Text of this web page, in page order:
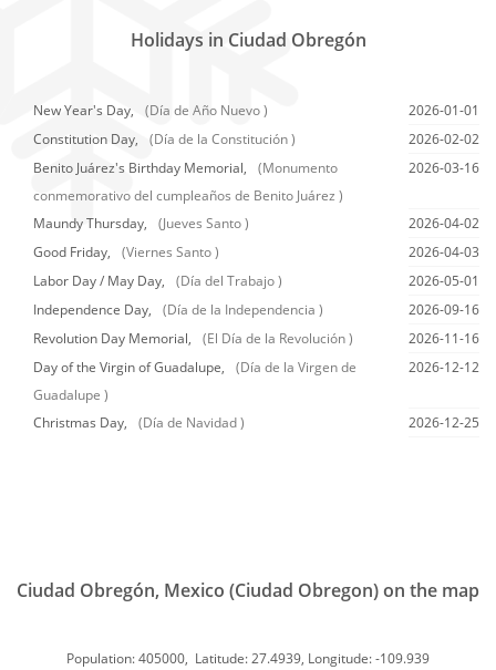
Holidays in Ciudad Obregón
New Year's Day, (Día de Año Nuevo )
2026-01-01
Constitution Day,
(Día de la Constitución )
2026-02-02
Benito Juárez's Birthday Memorial,
(Monumento
conmemorativo del cumpleaños de Benito Juárez )
2026-03-16
Maundy Thursday, (Jueves Santo )
2026-04-02
Good Friday,
(Viernes Santo )
2026-04-03
Labor Day / May Day,
(Día del Trabajo )
2026-05-01
Independence Day,
(Día de la Independencia )
2026-09-16
Revolution Day Memorial,
(El Día de la Revolución )
2026-11-16
Day of the Virgin of Guadalupe,
(Día de la Virgen de
Guadalupe )
2026-12-12
Christmas Day, (Día de Navidad ) 2026-12-25
Ciudad Obregón, Mexico (Ciudad Obregon) on the map
Population: 405000, Latitude: 27.4939, Longitude: -109.939